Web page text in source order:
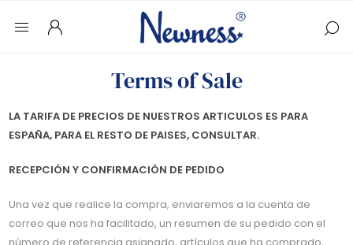
Terms of Sale
LA TARIFA DE PRECIOS DE NUESTROS ARTICULOS ES PARA
ESPAÑA, PARA EL RESTO DE PAISES, CONSULTAR.
RECEPCIÓN Y CONFIRMACIÓN DE PEDIDO
Una vez que realice la compra, enviaremos a la cuenta de
correo que nos ha facilitado, un resumen de su pedido con el